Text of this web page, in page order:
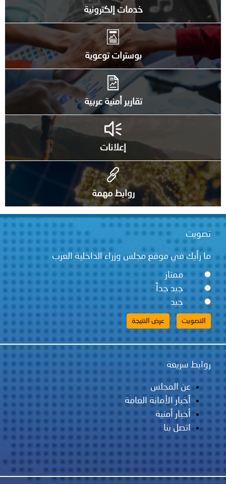
خدمات إلكترونية
بوسترات توعوية
روابط مهمة
مجلس وزراء الداخلية العرب
العامة